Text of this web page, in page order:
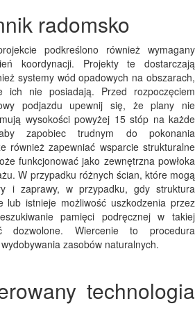
radomsko
podkreślono również wymagany
koordynacji. Projekty te dostarczają
systemy wód opadowych na obszarach,
ich nie posiadają. Przed rozpoczęciem
podjazdu upewnij się, że plany nie
wysokości powyżej 15 stóp na każde
zapobiec trudnym do pokonania
również zapewniać wsparcie strukturalne
funkcjonować jako zewnętrzna powłoka
W przypadku różnych ścian, które mogą
i zaprawy, w przypadku, gdy struktura
lub istnieje możliwość uszkodzenia przez
pamięci podręcznej w takiej
Wiercenie to procedura
zasobów naturalnych.
technologia